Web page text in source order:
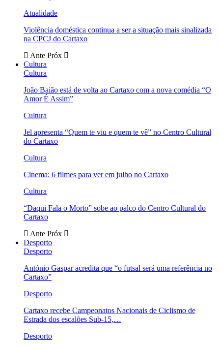
Atualidade
Violência doméstica continua a ser a situação mais sinalizada
na CPCJ do Cartaxo
Ante Próx
Cultura
Cultura
João Baião está de volta ao Cartaxo com a nova comédia “O
Amor É Assim”
Cultura
Jel apresenta “Quem te viu e quem te vê” no Centro Cultural
do Cartaxo
Cultura
Cinema: 6 filmes para ver em julho no Cartaxo
Cultura
“Daqui Fala o Morto” sobe ao palco do Centro Cultural do
Cartaxo
Ante Próx
Desporto
Desporto
António Gaspar acredita que “o futsal será uma referência no
Cartaxo”
Desporto
Cartaxo recebe Campeonatos Nacionais de Ciclismo de
Estrada dos escalões Sub-15,…
Desporto